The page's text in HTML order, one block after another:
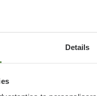
Details